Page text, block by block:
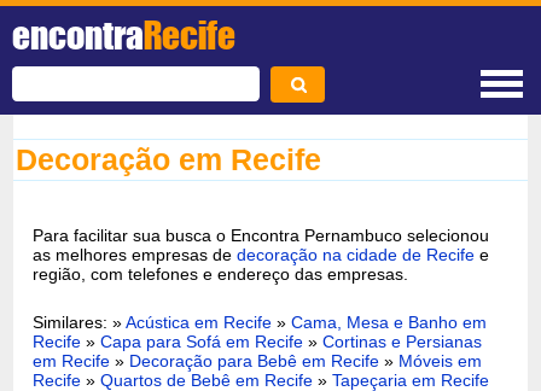
encontraRecife
Decoração em Recife
Para facilitar sua busca o Encontra Pernambuco selecionou
as melhores empresas dedecoração na cidade de Recife e
região, com telefones e endereço das empresas.
Similares: »Acústica em Recife »Cama, Mesa e Banho em
Recife »Capa para Sofá em Recife »Cortinas e Persianas
em Recife » Decoração para Bebê em Recife » Móveis em
Recife »Quartos de Bebê em Recife »Tapeçaria em Recife